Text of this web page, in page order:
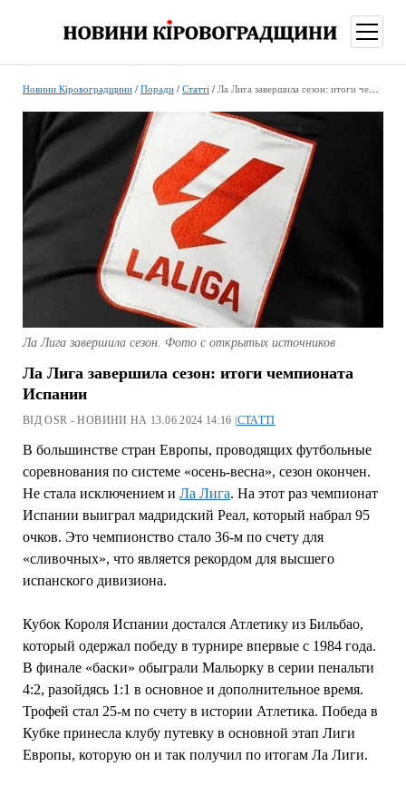
меню
Новини Кіровоградщини/ Поради/ Статті / Ла Лига завершила сезон: итоги чемпионата Испании
Ла Лига завершила сезон. Фото с открытых источников
Ла Лига завершила сезон: итоги чемпионата
Испании
ВІД OSR - НОВИНИ НА 13.06.2024 14:16 | СТАТТІ
В большинстве стран Европы, проводящих футбольные
соревнования по системе «осень-весна», сезон окончен.
Не стала исключением и Ла Лига. На этот раз чемпионат
Испании выиграл мадридский Реал, который набрал 95
очков. Это чемпионство стало 36-м по счету для
«сливочных», что является рекордом для высшего
испанского дивизиона.
Кубок Короля Испании достался Атлетику из Бильбао,
который одержал победу в турнире впервые с 1984 года.
В финале «баски» обыграли Мальорку в серии пенальти
4:2, разойдясь 1:1 в основное и дополнительное время.
Трофей стал 25-м по счету в истории Атлетика. Победа в
Кубке принесла клубу путевку в основной этап Лиги
Европы, которую он и так получил по итогам Ла Лиги.